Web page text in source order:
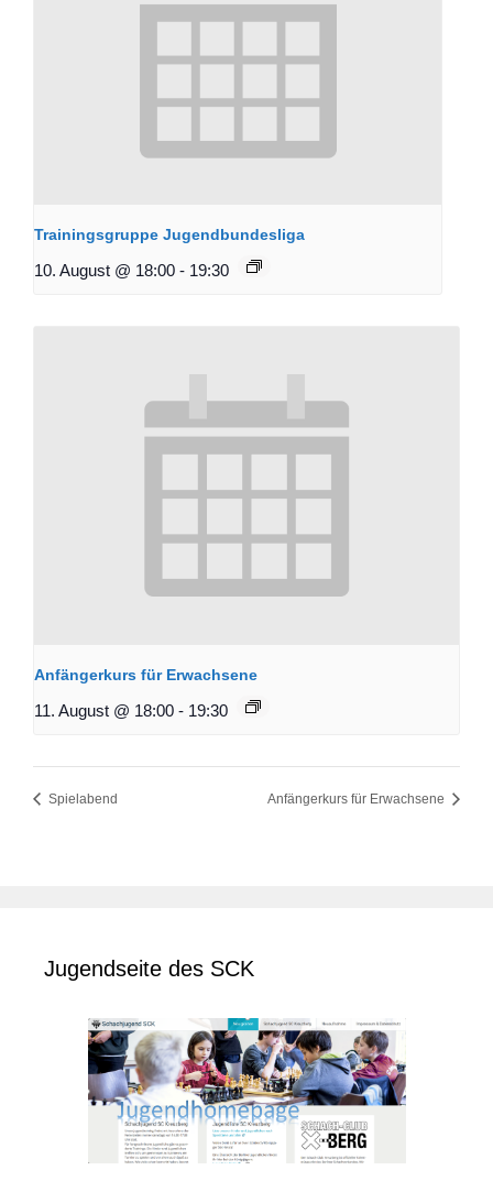
Trainingsgruppe Jugendbundesliga
10. August @ 18:00 - 19:30
Anfängerkurs für Erwachsene
11. August @ 18:00 - 19:30
Spielabend Anfängerkurs für Erwachsene
Jugendseite des SCK